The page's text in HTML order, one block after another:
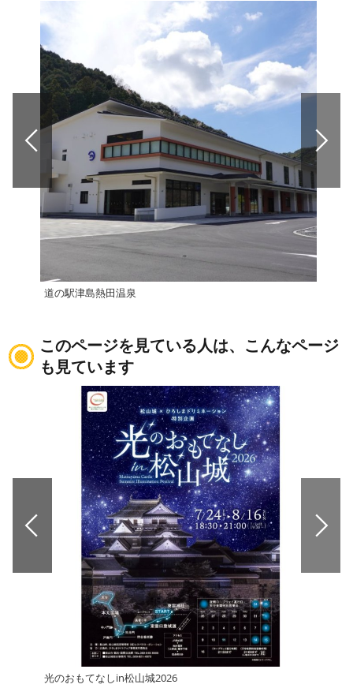
道の駅津島熱田温泉
このページを見ている人は、こんなページ
も見ています
光のおもてなしin松山城2026